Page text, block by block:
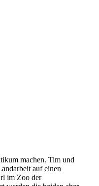
machen. Tim und
auf einen
im Zoo der